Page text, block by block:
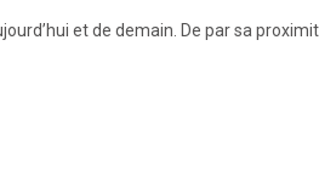
et de demain. De par sa